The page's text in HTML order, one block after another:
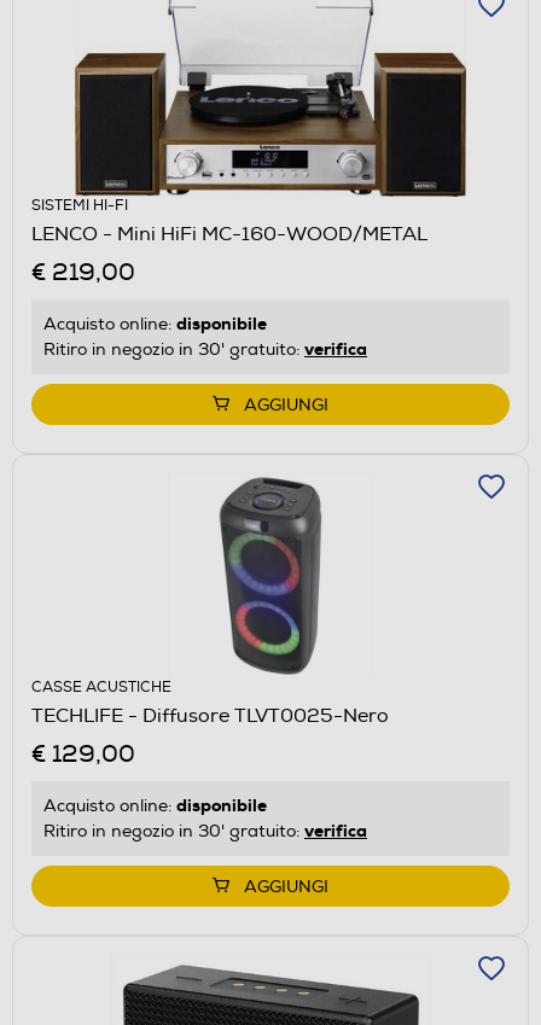
SISTEMI HI-FI
LENCO - Mini HiFi MC-160-WOOD/METAL
€ 219,00
Acquisto online: disponibile
Ritiro in negozio in 30' gratuito: verifica
AGGIUNGI
CASSE ACUSTICHE
TECHLIFE - Diffusore TLVT0025-Nero
€ 129,00
Acquisto online: disponibile
Ritiro in negozio in 30' gratuito: verifica
AGGIUNGI